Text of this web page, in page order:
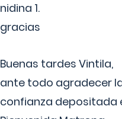
nidina 1.
gracias
Buenas tardes Vintila,
ante todo agradecer
confianza depositada